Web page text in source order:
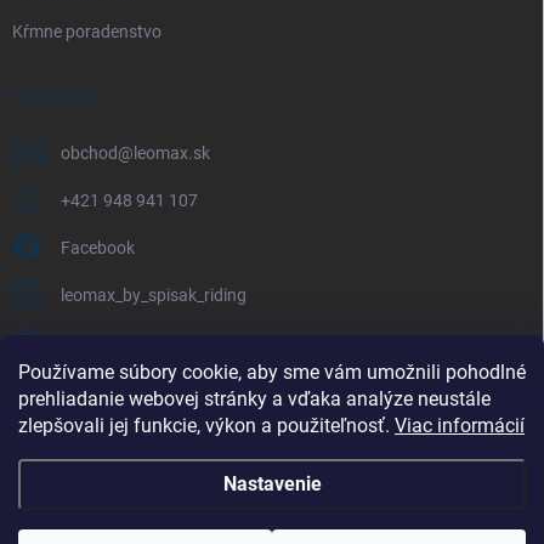
Používame súbory cookie, aby sme vám umožnili pohodlné
prehliadanie webovej stránky a vďaka analýze neustále
zlepšovali jej funkcie, výkon a použiteľnosť. Viac informácií
Nastavenie
Kŕmne poradenstvo
KONTAKT
obchod@ leomax.sk
+421 948 941 107
Facebook
leomax_by_spisak_riding
FACEBOOK